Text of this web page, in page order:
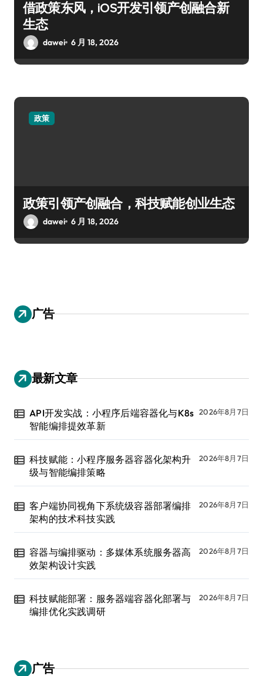
借政策东风，iOS开发引领产创融合新
生态
dawei 6 月 18, 2026
政策
政策引领产创融合，科技赋能创业生态
dawei 6 月 18, 2026
广告
最新文章
API开发实战：小程序后端容器化与K8s
智能编排提效革新
2026年8月7日
科技赋能：小程序服务器容器化架构升
级与智能编排策略
2026年8月7日
客户端协同视角下系统级容器部署编排
架构的技术科技实践
2026年8月7日
容器与编排驱动：多媒体系统服务器高
效架构设计实践
2026年8月7日
科技赋能部署：服务器端容器化部署与
编排优化实践调研
2026年8月7日
广告